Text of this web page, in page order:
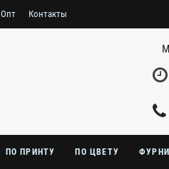
Опт Контакты
ПО ПРИНТУ ПО ЦВЕТУ